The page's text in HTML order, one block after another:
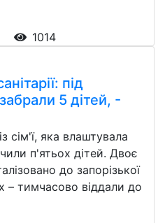
1014
під
5 дітей, -
сім'ї, яка влаштувала
п'ятьох дітей. Двоє
до запорізької
– тимчасово віддали до